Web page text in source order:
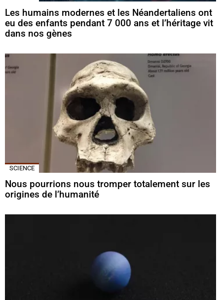
Les humains modernes et les Néandertaliens ont
eu des enfants pendant 7 000 ans et l’héritage vit
dans nos gènes
SCIENCE
Nous pourrions nous tromper totalement sur les
origines de l’humanité